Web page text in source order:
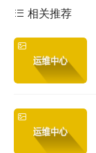
相关推荐